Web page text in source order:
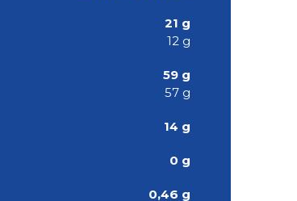
21 g
12 g
59 g
57 g
14 g
0 g
0,46 g